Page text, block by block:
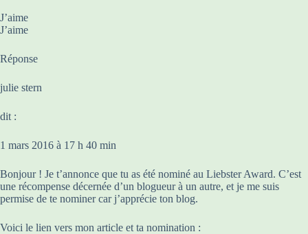
J’aime
J’aime
Réponse
julie stern
dit :
1 mars 2016 à 17 h 40 min
Bonjour ! Je t’annonce que tu as été nominé au Liebster Award. C’est
une récompense décernée d’un blogueur à un autre, et je me suis
permise de te nominer car j’apprécie ton blog.
Voici le lien vers mon article et ta nomination :